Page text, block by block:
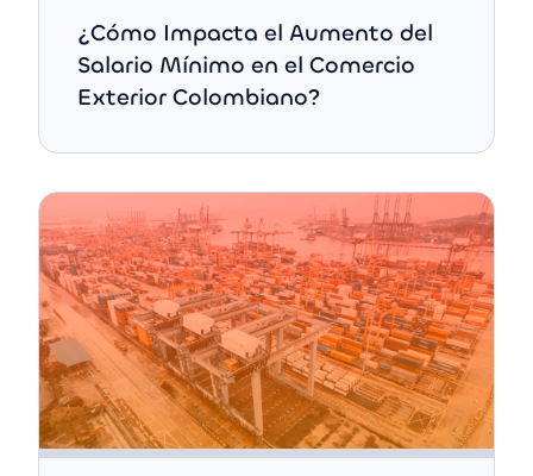
¿Cómo Impacta el Aumento del
Salario Mínimo en el Comercio
Exterior Colombiano?